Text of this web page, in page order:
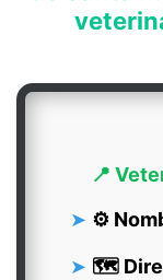
📍
⚙️
🗺️